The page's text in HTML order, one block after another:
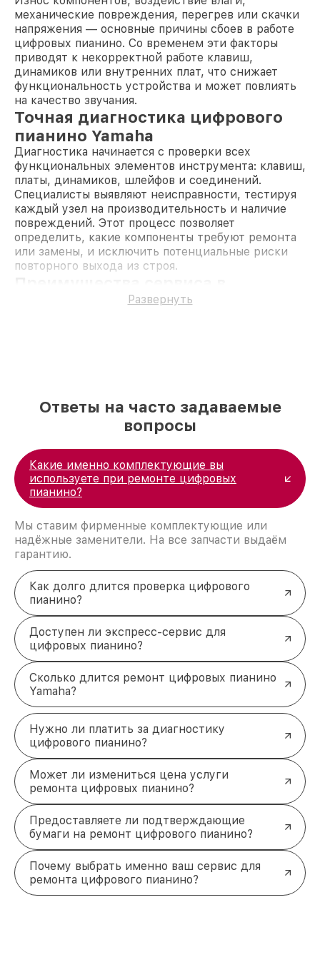
механические повреждения, перегрев или скачки
напряжения — основные причины сбоев в работе
цифровых пианино. Со временем эти факторы
приводят к некорректной работе клавиш,
динамиков или внутренних плат, что снижает
функциональность устройства и может повлиять
на качество звучания.
Точная диагностика цифрового
пианино Yamaha
Диагностика начинается с проверки всех
функциональных элементов инструмента: клавиш,
платы, динамиков, шлейфов и соединений.
Специалисты выявляют неисправности, тестируя
каждый узел на производительность и наличие
повреждений. Этот процесс позволяет
определить, какие компоненты требуют ремонта
или замены, и исключить потенциальные риски
повторного выхода из строя.
Новосибирске
Прозрачная стоимость
способы оплаты.
Ремонт цифровых пианино
Yamaha: ключевые работы
Профилактическая чистка и обслуживание
внутренних механизмов для устранения пыли
и загрязнений.
корректной работы.
Работы с токопроводящими резинками,
включая их чистку или замену.
Ремонт или замена внутренних динамиков
для устранения дефектов звучания.
Обновление программного обеспечения
(прошивка) для корректной работы
Профессиональный подход к
восстановлению вашего
инструмента
Оперативное обслуживание цифрового пианино
Yamaha обеспечит долгосрочную надежность
работы инструмента. Для записи на диагностику
или уточнения стоимости ремонта обращайтесь
по телефону:
центр расположен по адресу:
корп. 4.
Развернуть
Ответы на часто задаваемые
вопросы
Какие именно комплектующие вы
используете при ремонте цифровых
пианино?
Мы ставим фирменные комплектующие или
надёжные заменители. На все запчасти выдаём
гарантию.
Как долго длится проверка цифрового
пианино?
Доступен ли экспресс-сервис для
цифровых пианино?
Сколько длится ремонт цифровых пианино
Yamaha?
Нужно ли платить за диагностику
цифрового пианино?
Может ли измениться цена услуги
ремонта цифровых пианино?
Предоставляете ли подтверждающие
бумаги на ремонт цифрового пианино?
Почему выбрать именно ваш сервис для
ремонта цифрового пианино?